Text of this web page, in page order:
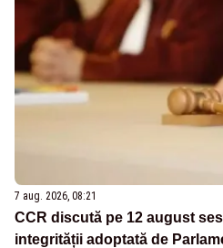
7 aug. 2026, 08:21
CCR discută pe 12 august
integrității adoptată de